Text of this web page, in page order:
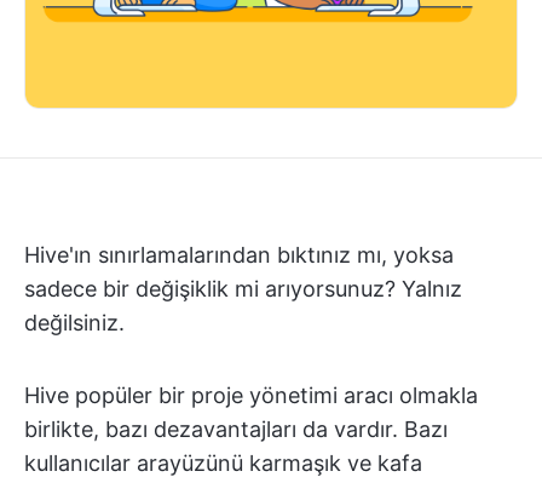
Hive'ın sınırlamalarından bıktınız mı, yoksa
sadece bir değişiklik mi arıyorsunuz? Yalnız
değilsiniz.
Hive popüler bir proje yönetimi aracı olmakla
birlikte, bazı dezavantajları da vardır. Bazı
kullanıcılar arayüzünü karmaşık ve kafa